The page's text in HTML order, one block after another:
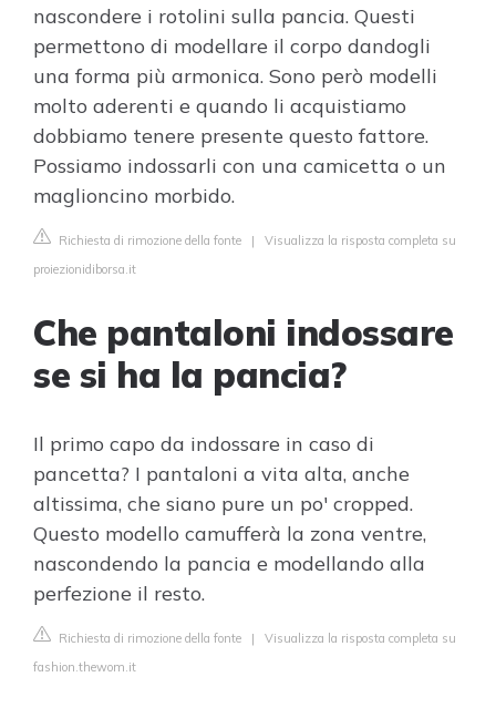
nascondere i rotolini sulla pancia. Questi
permettono di modellare il corpo dandogli
una forma più armonica. Sono però modelli
molto aderenti e quando li acquistiamo
dobbiamo tenere presente questo fattore.
Possiamo indossarli con una camicetta o un
maglioncino morbido.
Richiesta di rimozione della fonte | Visualizza la risposta completa su
proiezionidiborsa.it
Che pantaloni indossare
se si ha la pancia?
Il primo capo da indossare in caso di
pancetta? I pantaloni a vita alta, anche
altissima, che siano pure un po' cropped.
Questo modello camufferà la zona ventre,
nascondendo la pancia e modellando alla
perfezione il resto.
Richiesta di rimozione della fonte | Visualizza la risposta completa su
fashion.thewom.it